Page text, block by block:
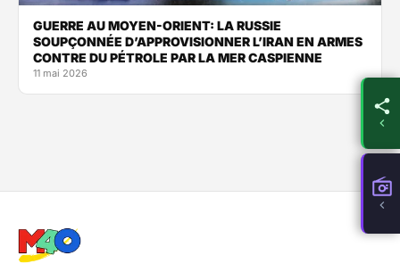
GUERRE AU MOYEN-ORIENT: LA RUSSIE
SOUPÇONNÉE D’APPROVISIONNER L’IRAN EN ARMES
CONTRE DU PÉTROLE PAR LA MER CASPIENNE
11 mai 2026